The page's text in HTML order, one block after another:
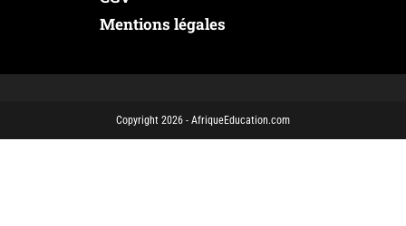
Mentions légales
Copyright 2026 - AfriqueEducation.com